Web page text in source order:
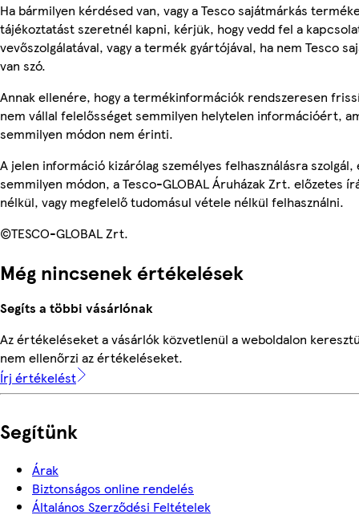
Ha bármilyen kérdésed van, vagy a Tesco sajátmárkás
tájékoztatást szeretnél kapni, kérjük, hogy vedd fel a
vevőszolgálatával, vagy a termék gyártójával, ha nem Tesco
van szó.
Annak ellenére, hogy a termékinformációk rendszeresen
nem vállal felelősséget semmilyen helytelen információért,
semmilyen módon nem érinti.
A jelen információ kizárólag személyes felhasználásra
semmilyen módon, a Tesco-GLOBAL Áruházak Zrt. előzetes
nélkül, vagy megfelelő tudomásul vétele nélkül felhasználni.
©TESCO-GLOBAL Zrt.
Még nincsenek értékelések
Segíts a többi vásárlónak
Az értékeléseket a vásárlók közvetlenül a weboldalon
nem ellenőrzi az értékeléseket.
Írj értékelést
Segítünk
Árak
Biztonságos online rendelés
Általános Szerződési Feltételek